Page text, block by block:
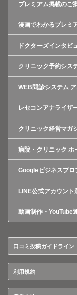
プレミアム掲載のご
漫画でわかるプレミ
ドクターズインタビ
クリニック予約シス
WEB問診システム
レセコンアナライザ
クリニック経営マガ
病院・クリニック ホ
Googleビジネスプロ
LINE公式アカウント
動画制作・YouTube
口コミ投稿ガイドライン
利用規約